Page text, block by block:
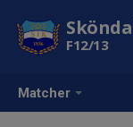
Matcher
F12/13